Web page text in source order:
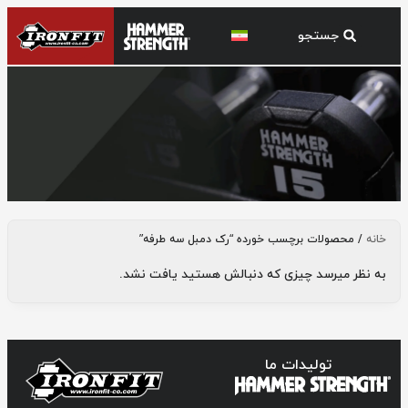
رک دمبل سه طرفهخانه / محصولات برچسب خورده “رک دمبل سه طرفه”
به نظر میرسد چیزی که دنبالش هستید یافت نشد.
تولیدات ما